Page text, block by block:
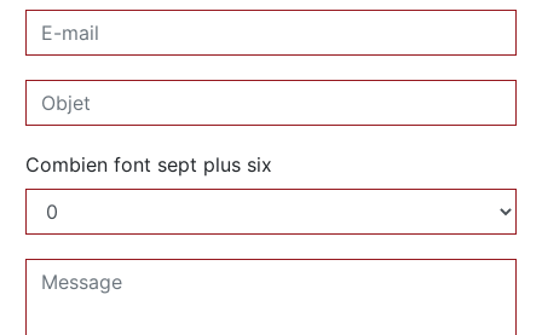
Combien font sept plus six